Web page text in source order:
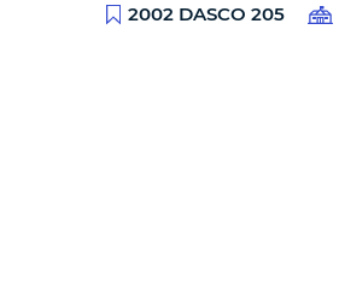
2002 DASCO 205